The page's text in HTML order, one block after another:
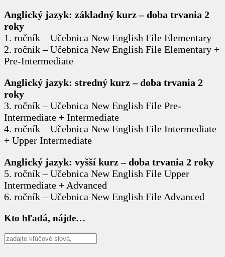
Anglický jazyk: základný kurz – doba trvania 2
roky
1. ročník – Učebnica New English File Elementary
2. ročník – Učebnica New English File Elementary +
Pre-Intermediate
Anglický jazyk: stredný kurz – doba trvania 2
roky
3. ročník – Učebnica New English File Pre-
Intermediate + Intermediate
4. ročník – Učebnica New English File Intermediate
+ Upper Intermediate
Anglický jazyk: vyšší kurz – doba trvania 2 roky
5. ročník – Učebnica New English File Upper
Intermediate + Advanced
6. ročník – Učebnica New English File Advanced
Kto hľadá, nájde…